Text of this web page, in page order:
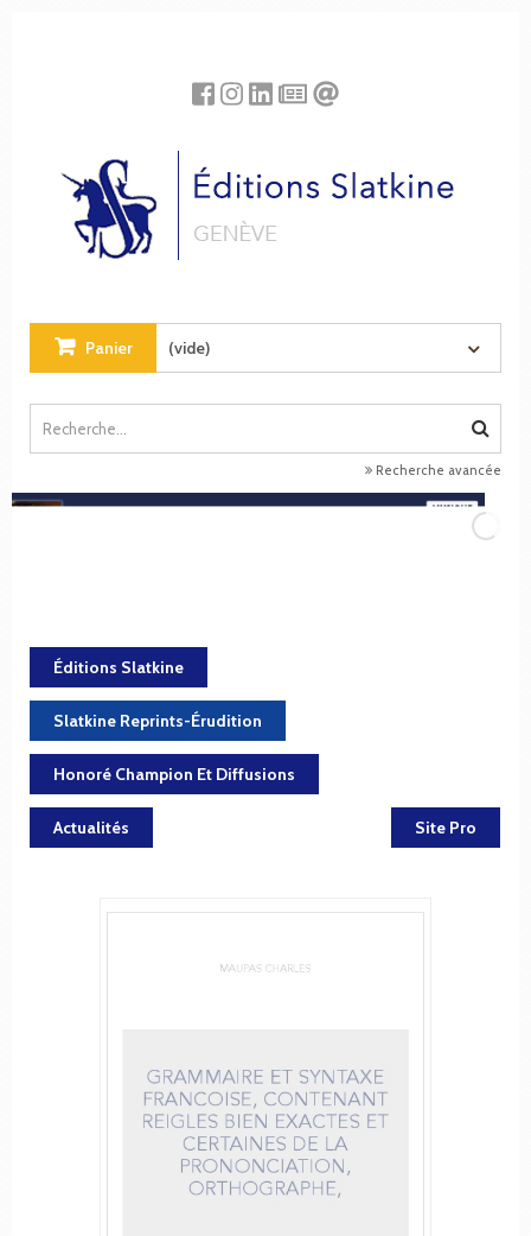
Panier (vide)
Recherche avancée
Éditions Slatkine
Slatkine Reprints-Érudition
Honoré Champion Et Diffusions
Actualités Site Pro